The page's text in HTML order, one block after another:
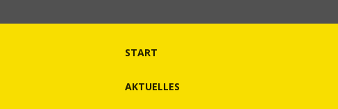
START
AKTUELLES